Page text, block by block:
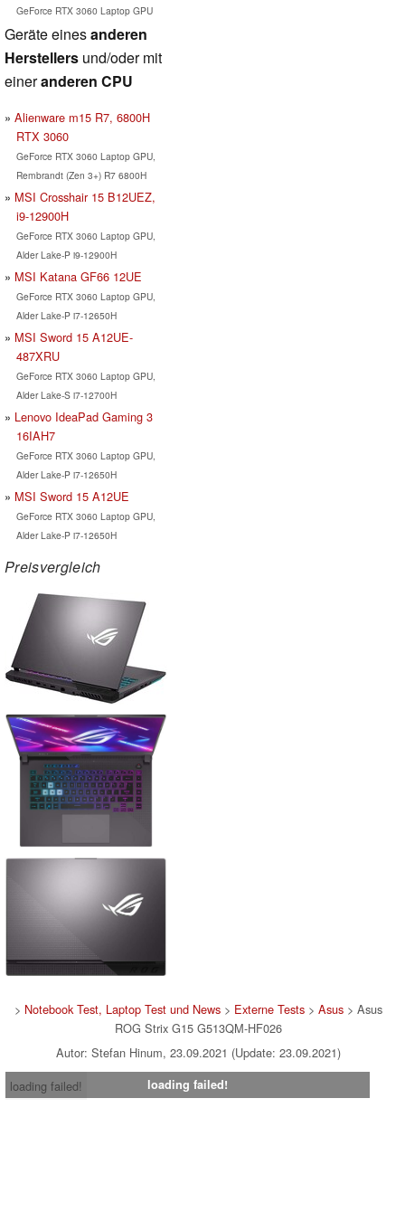
GeForce RTX 3060 Laptop GPU
Geräte einesanderen
Herstellers und/oder mit
eineranderen CPU
Alienware m15 R7, 6800H
RTX 3060
GeForce RTX 3060 Laptop GPU,
Rembrandt (Zen 3+) R7 6800H
MSI Crosshair 15 B12UEZ,
i9-12900H
GeForce RTX 3060 Laptop GPU,
Alder Lake-P i9-12900H
MSI Katana GF66 12UE
GeForce RTX 3060 Laptop GPU,
Alder Lake-P i7-12650H
MSI Sword 15 A12UE-
487XRU
GeForce RTX 3060 Laptop GPU,
Alder Lake-S i7-12700H
Lenovo IdeaPad Gaming 3
16IAH7
GeForce RTX 3060 Laptop GPU,
Alder Lake-P i7-12650H
MSI Sword 15 A12UE
GeForce RTX 3060 Laptop GPU,
Alder Lake-P i7-12650H
Preisvergleich
> Notebook Test, Laptop Test und News> Externe Tests> Asus> Asus
ROG Strix G15 G513QM-HF026
Autor: Stefan Hinum, 23.09.2021 (Update: 23.09.2021)
loading failed!
loading failed!